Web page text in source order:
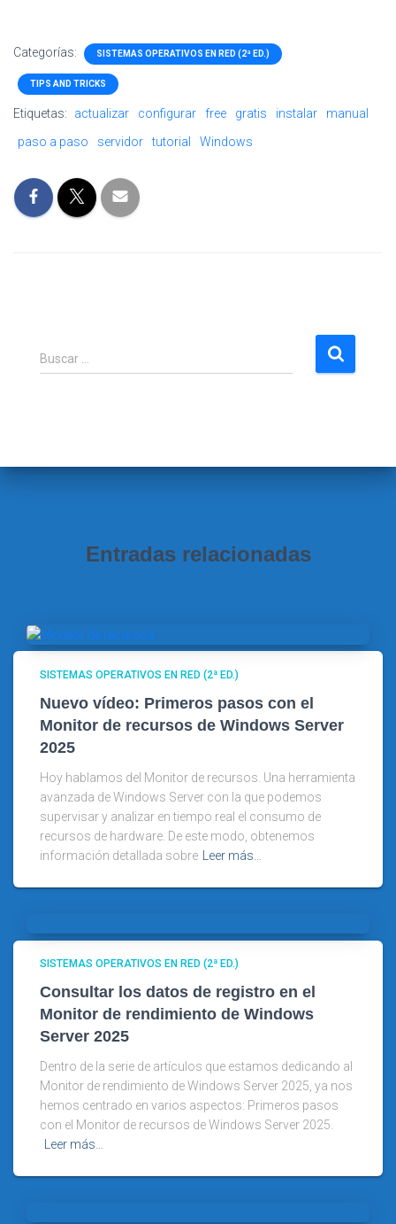
Categorías: SISTEMAS OPERATIVOS EN RED (2ª ED.)
TIPS AND TRICKS
Etiquetas: actualizar configurar free gratis instalar
manual
paso a paso
servidor tutorial Windows
B
u
:
Buscar …
Entradas relacionadas
SISTEMAS OPERATIVOS EN RED (2ª ED.)
Nuevo vídeo: Primeros pasos con el
Monitor de recursos de Windows Server
2025
Hoy hablamos del Monitor de recursos. Una herramienta
avanzada de Windows Server con la que podemos
supervisar y analizar en tiempo real el consumo de
recursos de hardware. De este modo, obtenemos
información detallada sobre Leer más…
SISTEMAS OPERATIVOS EN RED (2ª ED.)
Consultar los datos de registro en el
Monitor de rendimiento de Windows
Server 2025
Dentro de la serie de artículos que estamos dedicando al
Monitor de rendimiento de Windows Server 2025, ya nos
hemos centrado en varios aspectos: Primeros pasos
con el Monitor de recursos de Windows Server 2025.
Leer más…